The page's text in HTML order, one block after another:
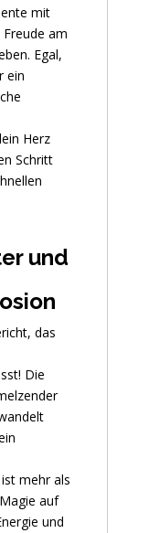
mit
am
Egal,
ein
Herz
Schritt
und
das
Die
mehr als
auf
und